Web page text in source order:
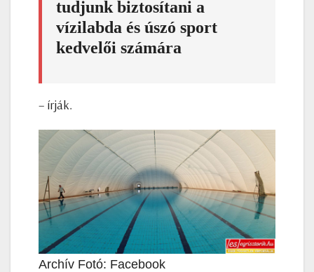
tudjunk biztosítani a
vízilabda és úszó sport
kedvelői számára
– írják.
Archív Fotó: Facebook